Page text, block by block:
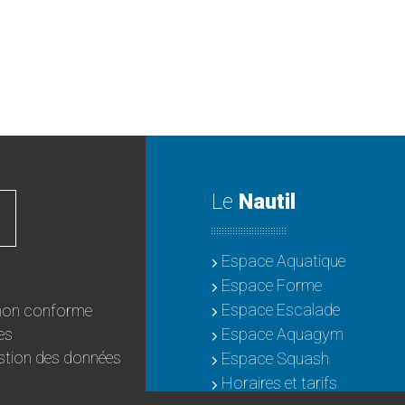
conforme
des données
Le Nautil
Espace Aquatique
Espace Forme
Espace Escalade
Espace Aquagym
Espace Squash
Horaires et tarifs